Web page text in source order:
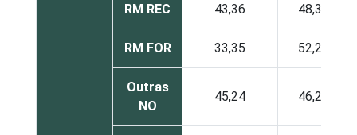
RM REC 43,36 48,31
RM FOR 33,35 52,20
Outras
NO
45,24 46,20